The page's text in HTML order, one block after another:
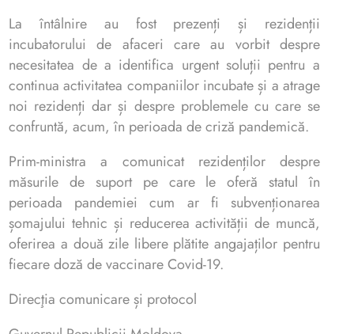
La întâlnire au fost prezenți și rezidenții
incubatorului de afaceri care au vorbit despre
necesitatea de a identifica urgent soluții pentru a
continua activitatea companiilor incubate și a atrage
noi rezidenți dar și despre problemele cu care se
confruntă, acum, în perioada de criză pandemică.
Prim-ministra a comunicat rezidenților despre
măsurile de suport pe care le oferă statul în
perioada pandemiei cum ar fi subvenționarea
șomajului tehnic și reducerea activității de muncă,
oferirea a două zile libere plătite angajaților pentru
fiecare doză de vaccinare Covid-19.
Direcţia comunicare și protocol